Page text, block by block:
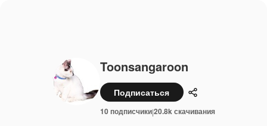
Toonsangaroon
Подписаться Поделиться
10 подписчики|20.8k скачивания